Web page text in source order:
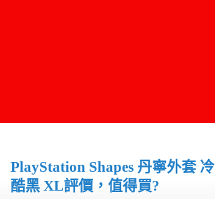
PlayStation Shapes 丹寧外套 冷
酷黑 XL評價，值得買?